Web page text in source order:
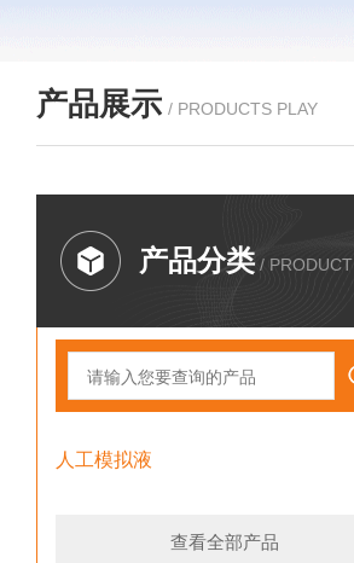
产品展示 / PRODUCTS PLAY
产品分类 / PRODUCT
人工模拟液
查看全部产品